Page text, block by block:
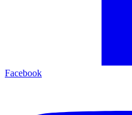
Facebook